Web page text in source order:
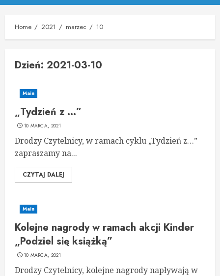
Menu
Home 2021 marzec 10
Dzień: 2021-03-10
Main
„Tydzień z …”
10 MARCA, 2021
Drodzy Czytelnicy, w ramach cyklu „Tydzień z…”
zapraszamy na...
CZYTAJ DALEJ
Main
Kolejne nagrody w ramach akcji Kinder
„Podziel się książką”
10 MARCA, 2021
Drodzy Czytelnicy, kolejne nagrody napływają w